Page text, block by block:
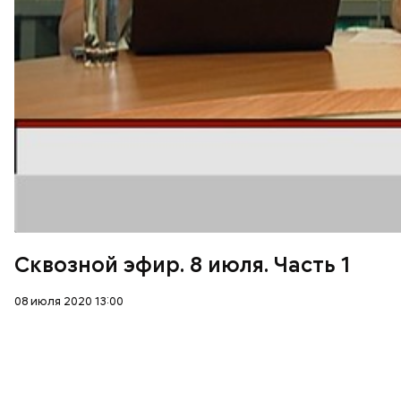
Сквозной эфир. 8 июля. Часть 1
08 июля 2020 13:00